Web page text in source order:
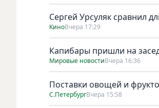
Сергей Урсуляк сравнил
КиноВчера 17:29
Капибары пришли на
Мировые новостиВчера 16:36
Поставки овощей и
С.ПетербургВчера 15:58